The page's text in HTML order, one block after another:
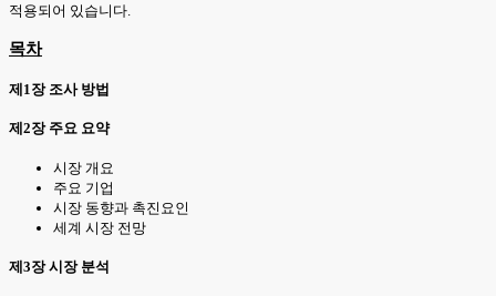
적용되어 있습니다.
목차
제1장 조사 방법
제2장 주요 요약
시장 개요
주요 기업
시장 동향과 촉진요인
세계 시장 전망
제3장 시장 분석